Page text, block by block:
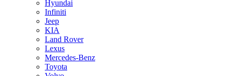
Hyundai
Infiniti
Jeep
KIA
Land Rover
Lexus
Mercedes-Benz
Toyota